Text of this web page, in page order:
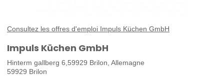
Consultez les offres d'emploi Impuls Küchen GmbH
Impuls Küchen GmbH
Hinterm gallberg 6,59929 Brilon, Allemagne
59929 Brilon